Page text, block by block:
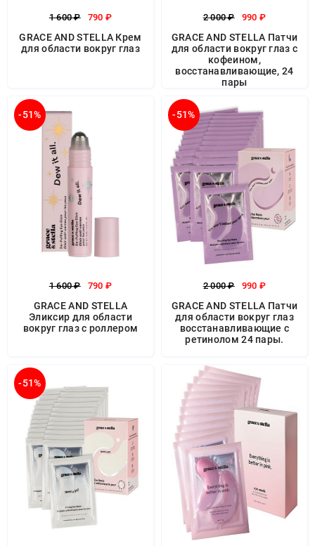
1 600 ₽ 790 ₽
GRACE AND STELLA Крем
для области вокруг глаз
2 000 ₽ 990 ₽
GRACE AND STELLA Патчи
для области вокруг глаз с
кофеином,
восстанавливающие, 24
пары
-51%
1 600 ₽ 790 ₽
GRACE AND STELLA
Эликсир для области
вокруг глаз с роллером
-51%
2 000 ₽ 990 ₽
GRACE AND STELLA Патчи
для области вокруг глаз
восстанавливающие с
ретинолом 24 пары.
-51%